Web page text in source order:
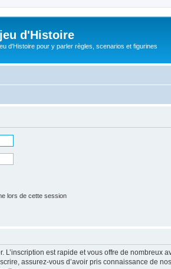
d'Histoire
d'Histoire pour y parler règles, scenarios et figurines
lors de cette session
est rapide et vous offre de
assurez-vous d’avoir pris connaissance de